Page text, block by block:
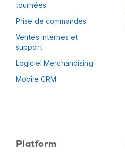
tournées
Prise de commandes
Ventes internes et
support
Logiciel Merchandising
Mobile CRM
Platform